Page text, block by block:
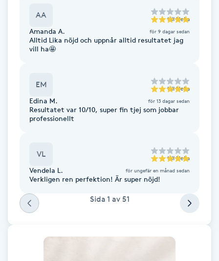
Eyeliner-tatuering
Face framing
Faceliftmassage
Fettreducering
Fibromassage
Fillers
AA till Nella
Amanda A. för 9 dagar sedan
Alltid Lika nöjd och uppnår alltid resultatet jag
vill ha🤩
EM till Nella
Edina M. för 13 dagar sedan
Resultatet var 10/10, super fin tjej som jobbar
professionellt
VL till Nella
Vendela L. för ungefär en månad sedan
Verkligen ren perfektion! Är super nöjd!
Sida 1 av 51